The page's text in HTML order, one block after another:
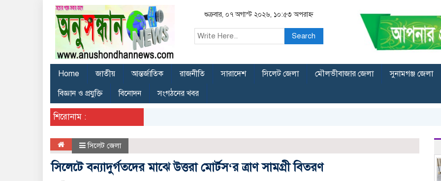
শুক্রবার, ০৭ অগাস্ট ২০২৬, ১০:৫৩ অপরাহ্ন
Search
Home জাতীয় আন্তর্জাতিক রাজনীতি সারাদেশ সিলেট জেলা মৌলভীবাজার জেলা সুনামগঞ্জ জেলা
বিজ্ঞান ও প্রযুক্তি
বিনোদন সংগঠনের খবর
শিরোনাম :
সিলেট জেলা
সিলেটে বন্যাদুর্গতদের মাঝে উত্তরা মোর্টস‘র ত্রাণ সামগ্রী বিতরণ